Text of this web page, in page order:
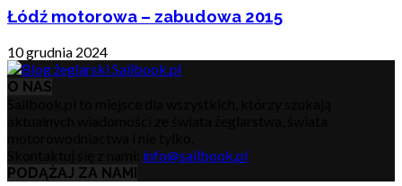
Łódź motorowa – zabudowa 2015
10 grudnia 2024
O NAS
info@sailbook.pl
PODĄŻAJ ZA NAMI